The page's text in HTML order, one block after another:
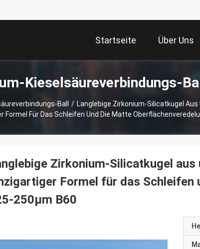
Startseite Über Uns
Kieselsäureverbindungs-
Ball / Langlebige Zirkonium-Silicatkugel
Formel Für Das Schleifen Und Die Matte
Zirkonium-Silicatkugel
Formel für das Schleifen
250μm B60